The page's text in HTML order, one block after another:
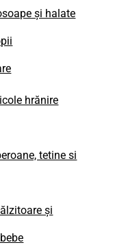
și halate
hrănire
tetine si
și